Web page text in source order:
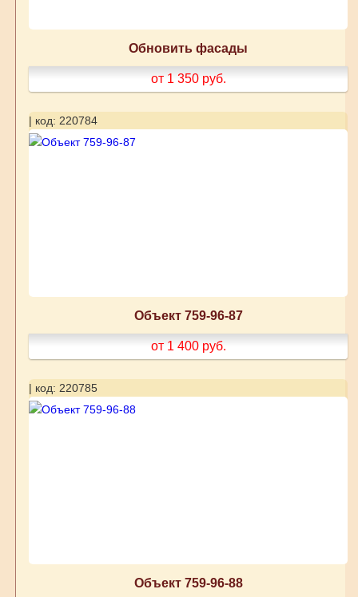
Обновить фасады
от 1 350 руб.
| код: 220784
Объект 759-96-87
от 1 400 руб.
| код: 220785
Объект 759-96-88